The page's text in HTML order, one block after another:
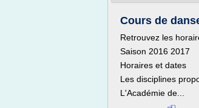
Cours de
Retrouvez les
Saison 2016 2017
Horaires et dates
Les disciplines
L'Académie de...